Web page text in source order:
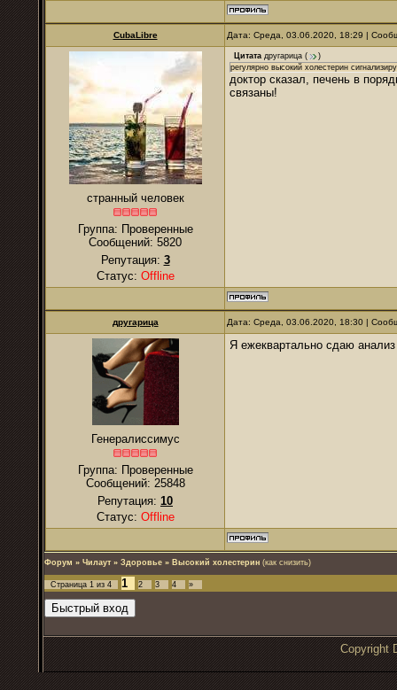
CubaLibre Дата: Среда, 03.06.2020, 18:29 |
странный человек
Группа: Проверенные
Сообщений: 5820
Репутация: 3
Статус: Offline
Цитата другарица (
)
регулярно высокий холестерин
доктор сказал, печень в
связаны!
другарица Дата: Среда, 03.06.2020, 18:30 |
Генералиссимус
Группа: Проверенные
Сообщений: 25848
Репутация: 10
Статус: Offline
Я ежеквартально сдаю
Форум » Чилаут » Здоровье » Высокий холестерин (как снизить)
Страница 1 из 4 1 2 3 4 »
Copyright